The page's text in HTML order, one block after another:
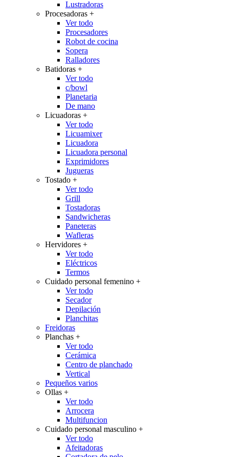
Lustradoras
Procesadoras +
Ver todo
Procesadores
Robot de cocina
Sopera
Ralladores
Batidoras +
Ver todo
c/bowl
Planetaria
De mano
Licuadoras +
Ver todo
Licuamixer
Licuadora
Licuadora personal
Exprimidores
Jugueras
Tostado +
Ver todo
Grill
Tostadoras
Sandwicheras
Paneteras
Wafleras
Hervidores +
Ver todo
Eléctricos
Termos
Cuidado personal femenino +
Ver todo
Secador
Depilación
Planchitas
Freidoras
Planchas +
Ver todo
Cerámica
Centro de planchado
Vertical
Pequeños varios
Ollas +
Ver todo
Arrocera
Multifuncion
Cuidado personal masculino +
Ver todo
Afeitadoras